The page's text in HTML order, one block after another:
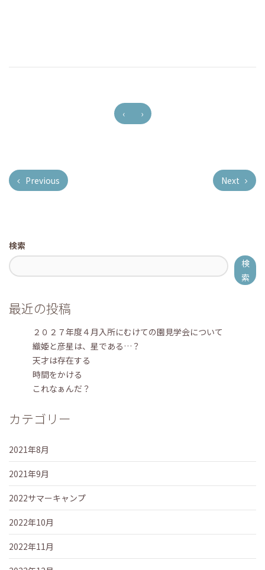
‹ ›
Previous Next
検索
検
索
最近の投稿
２０２７年度４月入所にむけての園見学会について
織姫と彦星は、星である…？
天才は存在する
時間をかける
これなぁんだ？
カテゴリー
2021年8月
2021年9月
2022サマーキャンプ
2022年10月
2022年11月